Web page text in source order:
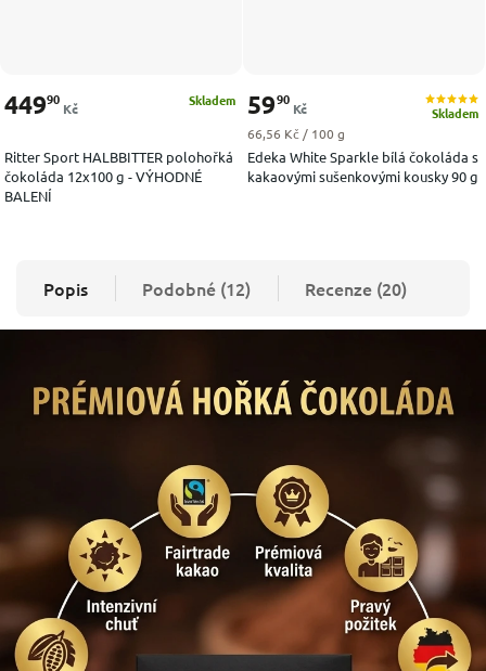
Ritter Sport HALBBITTER polohořká
čokoláda 12x100 g - VÝHODNÉ
BALENÍ
Skladem
44990
Kč
Edeka White Sparkle bílá čokoláda s
kakaovými sušenkovými kousky 90 g
Skladem
5990
Kč
Měrná cena:
66,56 Kč / 100 g
Popis Podobné (12) Recenze (20)